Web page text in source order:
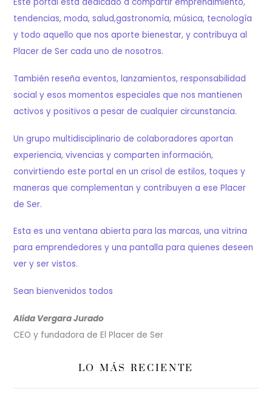
tendencias, moda, salud,gastronomía, música, tecnología
y todo aquello que nos aporte bienestar, y contribuya al
Placer de Ser cada uno de nosotros.
También reseña eventos, lanzamientos, responsabilidad
social y esos momentos especiales que nos mantienen
activos y positivos a pesar de cualquier circunstancia.
Un grupo multidisciplinario de colaboradores aportan
experiencia, vivencias y comparten información,
convirtiendo este portal en un crisol de estilos, toques y
maneras que complementan y contribuyen a ese Placer
de Ser.
Esta es una ventana abierta para las marcas, una vitrina
para emprendedores y una pantalla para quienes deseen
ver y ser vistos.
Sean bienvenidos todos
Alida Vergara Jurado
CEO y fundadora de El Placer de Ser
LO MÁS RECIENTE